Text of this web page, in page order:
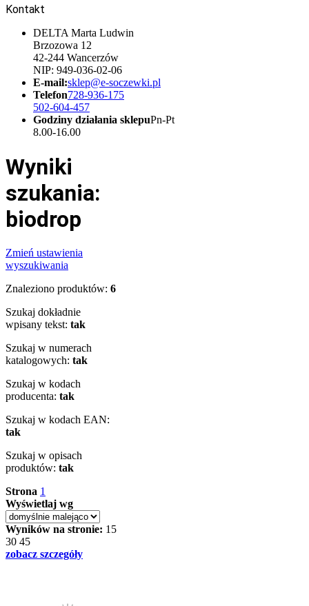
Kontakt
DELTA Marta Ludwin
Brzozowa 12
42-244 Wancerzów
NIP: 949-036-02-06
E-mail:sklep@e-soczewki.pl
Telefon728-936-175
502-604-457
Godziny działania sklepuPn-Pt
8.00-16.00
Wyniki
szukania:
biodrop
Zmień ustawienia
wyszukiwania
Znaleziono produktów: 6
Szukaj dokładnie
wpisany tekst: tak
Szukaj w numerach
katalogowych: tak
Szukaj w kodach
producenta: tak
Szukaj w kodach EAN:
tak
Szukaj w opisach
produktów: tak
Strona 1
Wyświetlaj wg
Wyników na stronie: 15
30 45
zobacz szczegóły